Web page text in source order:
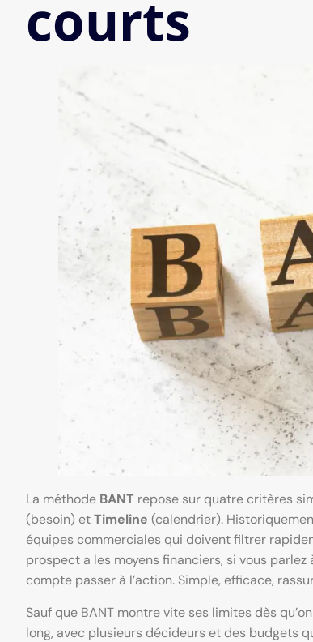
courts
La méthode BANT repose sur quatre critères
(besoin) etTimeline (calendrier).
équipes commerciales qui doivent filtrer
prospect a les moyens financiers, si vous
compte passer à l’action. Simple, efficace,
Sauf que BANT montre vite ses limites dès
long, avec plusieurs décideurs et des budgets